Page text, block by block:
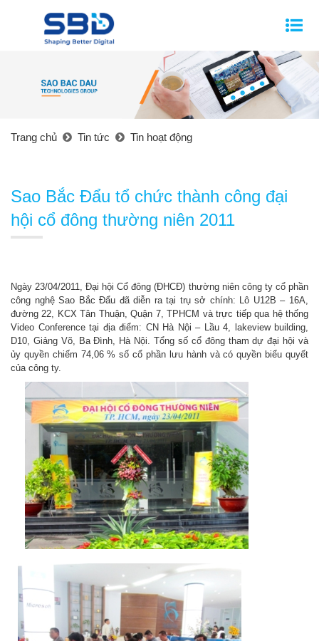
Trang chủ Tin tức Tin hoạt động
Sao Bắc Đẩu tổ chức thành công đại
hội cổ đông thường niên 2011
Ngày 23/04/2011, Đại hội Cổ đông (ĐHCĐ) thường niên công ty cổ phần
công nghệ Sao Bắc Đẩu đã diễn ra tại trụ sở chính: Lô U12B – 16A,
đường 22, KCX Tân Thuận, Quận 7, TPHCM và trực tiếp qua hệ thống
Video Conference tại địa điểm: CN Hà Nội – Lầu 4, lakeview building,
D10, Giảng Võ, Ba Đình, Hà Nội. Tổng số cổ đông tham dự đại hội và
ủy quyền chiếm 74,06 % số cổ phần lưu hành và có quyền biểu quyết
của công ty.